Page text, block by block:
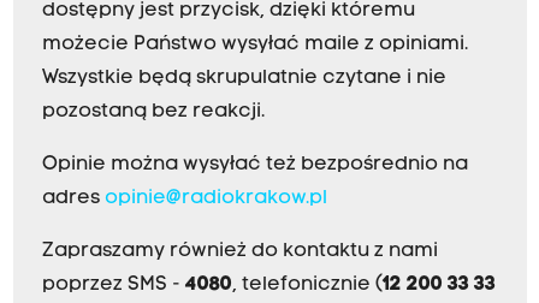
dostępny jest przycisk, dzięki któremu
możecie Państwo wysyłać maile z opiniami.
Wszystkie będą skrupulatnie czytane i nie
pozostaną bez reakcji.
Opinie można wysyłać też bezpośrednio na
adres opinie@radiokrakow.pl
Zapraszamy również do kontaktu z nami
poprzez SMS - 4080, telefonicznie (12 200 33 33